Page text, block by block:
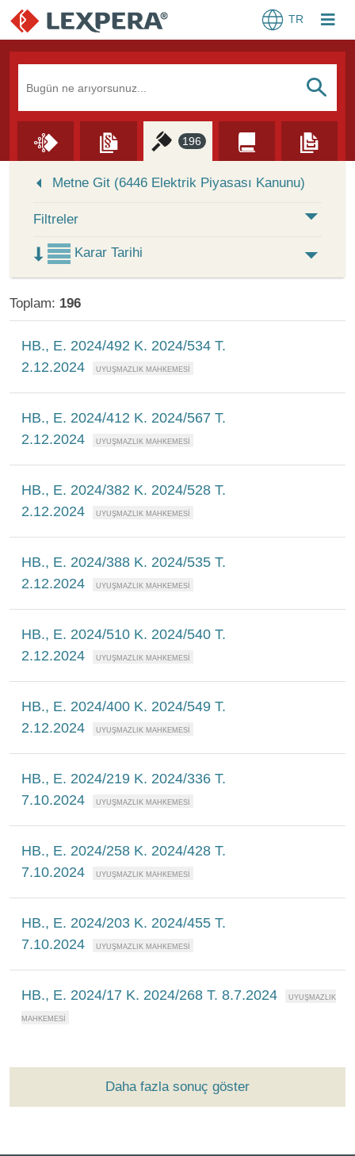
TR
S
196
Metne Git (6446 Elektrik Piyasası Kanunu)
Filtreler
Karar Tarihi
Toplam: 196
HB., E. 2024/492 K. 2024/534 T.
2.12.2024
HB., E. 2024/412 K. 2024/567 T.
2.12.2024
HB., E. 2024/382 K. 2024/528 T.
2.12.2024
HB., E. 2024/388 K. 2024/535 T.
2.12.2024
HB., E. 2024/510 K. 2024/540 T.
2.12.2024
HB., E. 2024/400 K. 2024/549 T.
2.12.2024
HB., E. 2024/219 K. 2024/336 T.
7.10.2024
HB., E. 2024/258 K. 2024/428 T.
7.10.2024
HB., E. 2024/203 K. 2024/455 T.
7.10.2024
HB., E. 2024/17 K. 2024/268 T. 8.7.2024
Daha fazla sonuç göster